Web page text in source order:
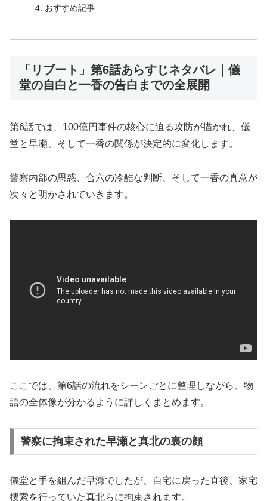
おすすめ記事
「リブート」第6話あらすじネタバレ｜儀
堂の自白と一香の告白までの全展開
第6話では、100億円事件の核心に迫る攻防が描かれ、儀
堂と早瀬、そして一香の関係が決定的に変化します。
警察内部の思惑、合六の冷酷な判断、そして一香の真意が
次々と明かされていきます。
ここでは、第6話の流れをシーンごとに整理しながら、物
語の全体像が分かるように詳しくまとめます。
警察に拘束された早瀬と真北の裏の顔
儀堂と手を組んだ早瀬でしたが、自宅に戻った直後、家宅
捜索を行っていた真北らに拘束されます。